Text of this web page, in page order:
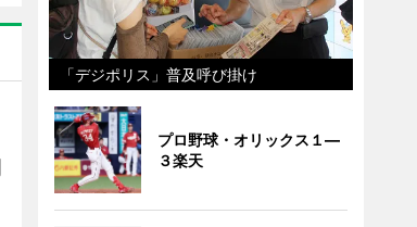
「デジポリス」普及呼び掛け
プロ野球・オリックス１―
３楽天